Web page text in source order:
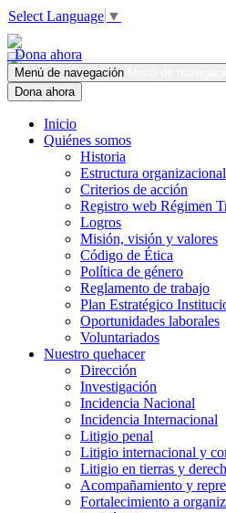
Select Language ▼
Dona ahora
Menú de navegación
Dona ahora
Inicio
Quiénes somos
Historia
Estructura organizacional
Criterios de acción
Registro web Régimen
Logros
Misión, visión y valores
Código de Ética
Política de género
Reglamento de trabajo
Plan Estratégico
Oportunidades laborales
Voluntariados
Nuestro quehacer
Dirección
Investigación
Incidencia Nacional
Incidencia Internacional
Litigio penal
Litigio internacional y
Litigio en tierras y
Acompañamiento y
Fortalecimiento a